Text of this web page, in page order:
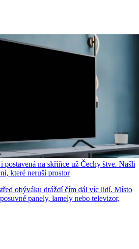
postavená na skříňce už Čechy štve. Našli
které neruší prostor
obýváku dráždí čím dál víc lidí. Místo
panely, lamely nebo televizor,